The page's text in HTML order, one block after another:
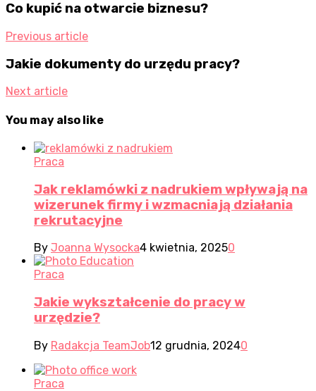
Co kupić na otwarcie biznesu?
Previous article
Jakie dokumenty do urzędu pracy?
Next article
You may also like
Praca
Jak reklamówki z nadrukiem wpływają na
wizerunek firmy i wzmacniają działania
rekrutacyjne
By Joanna Wysocka4 kwietnia, 20250
Praca
Jakie wykształcenie do pracy w
urzędzie?
By Radakcja TeamJob12 grudnia, 20240
Praca